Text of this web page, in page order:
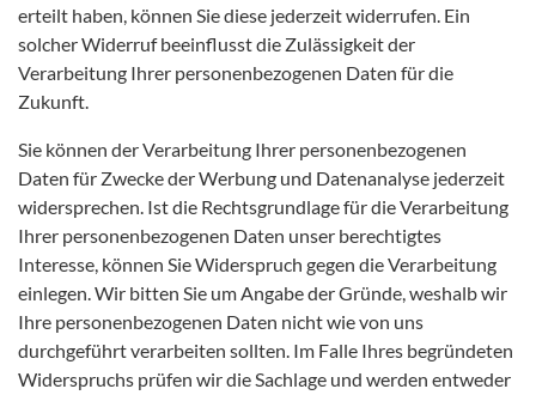
erteilt haben, können Sie diese jederzeit widerrufen. Ein
solcher Widerruf beeinflusst die Zulässigkeit der
Verarbeitung Ihrer personenbezogenen Daten für die
Zukunft.
Sie können der Verarbeitung Ihrer personenbezogenen
Daten für Zwecke der Werbung und Datenanalyse jederzeit
widersprechen. Ist die Rechtsgrundlage für die Verarbeitung
Ihrer personenbezogenen Daten unser berechtigtes
Interesse, können Sie Widerspruch gegen die Verarbeitung
einlegen. Wir bitten Sie um Angabe der Gründe, weshalb wir
Ihre personenbezogenen Daten nicht wie von uns
durchgeführt verarbeiten sollten. Im Falle Ihres begründeten
Widerspruchs prüfen wir die Sachlage und werden entweder